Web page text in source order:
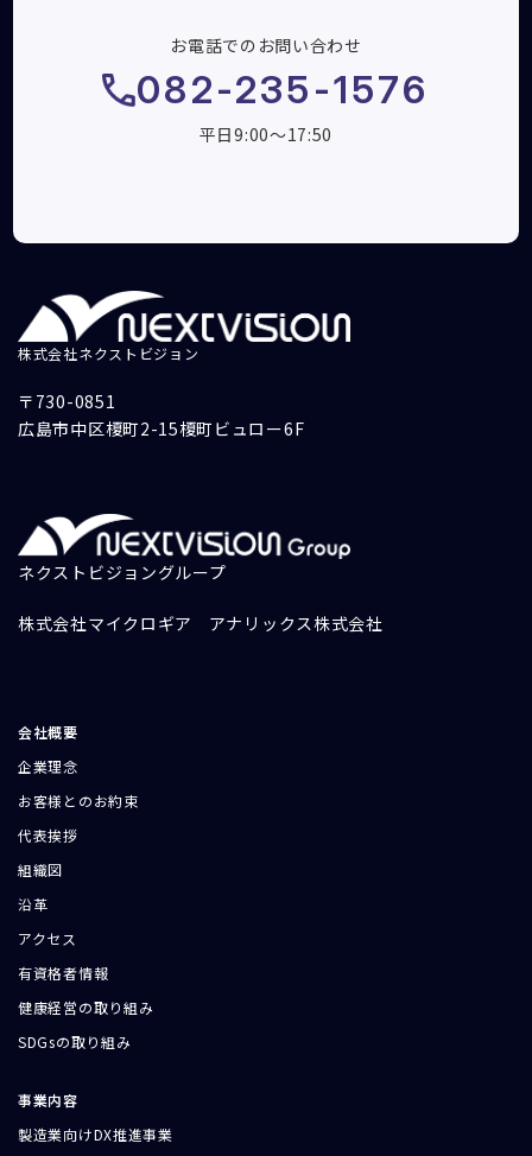
お電話でのお問い合わせ
082-235-1576
平日9:00～17:50
株式会社ネクストビジョン
〒730-0851
広島市中区榎町2-15榎町ビュロー6F
ネクストビジョングループ
株式会社マイクロギア アナリックス株式会社
会社概要
企業理念
お客様とのお約束
代表挨拶
組織図
沿革
アクセス
有資格者情報
健康経営の取り組み
SDGsの取り組み
事業内容
製造業向けDX推進事業